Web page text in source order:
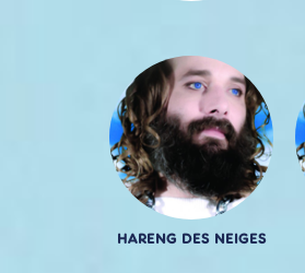
HARENG DES NEIGES